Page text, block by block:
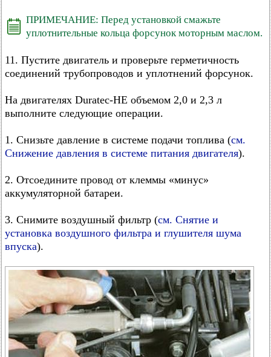
ПРИМЕЧАНИЕ: Перед установкой смажьте
уплотнительные кольца форсунок моторным маслом.
11. Пустите двигатель и проверьте герметичность
соединений трубопроводов и уплотнений форсунок.
На двигателях Duratec-HE объемом 2,0 и 2,3 л
выполните следующие операции.
1. Снизьте давление в системе подачи топлива (см.
Снижение давления в системе питания двигателя).
2. Отсоедините провод от клеммы «минус»
аккумуляторной батареи.
3. Снимите воздушный фильтр (см. Снятие и
установка воздушного фильтра и глушителя шума
впуска).